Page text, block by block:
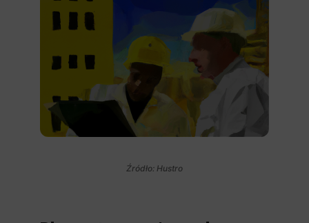
Źródło: Hustro